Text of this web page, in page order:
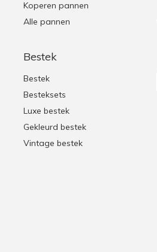
Koperen pannen
Alle pannen
Bestek
Bestek
Besteksets
Luxe bestek
Gekleurd bestek
Vintage bestek